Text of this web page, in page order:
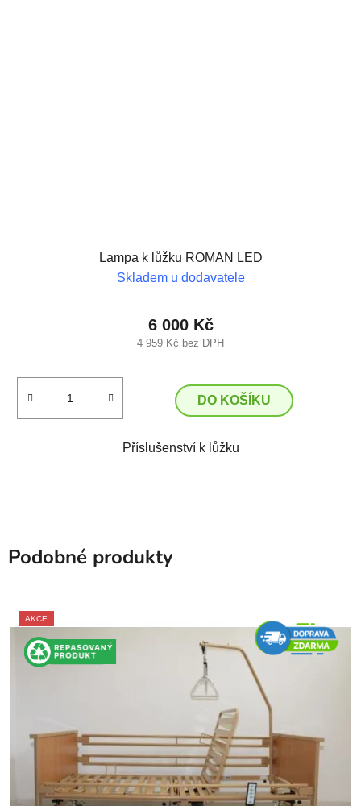
Lampa k lůžku ROMAN LED
Skladem u dodavatele
4 959 Kč bez DPH
6 000 Kč
DO KOŠÍKU
Příslušenství k lůžku
Podobné produkty
AKCE